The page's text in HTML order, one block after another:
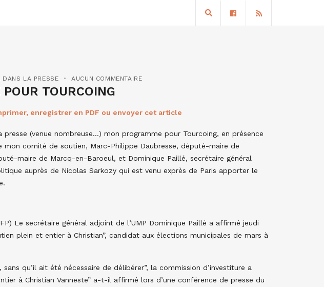
DANS LA PRESSE AUCUN COMMENTAIRE
TOURCOING
enregistrer en PDF ou envoyer cet article
(venue nombreuse…) mon programme pour Tourcoing, en présence
mon comité de soutien, Marc-Philippe Daubresse, député-maire de
maire de Marcq-en-Baroeul, et Dominique Paillé, secrétaire général
auprès de Nicolas Sarkozy qui est venu exprès de Paris apporter le
Le secrétaire général adjoint de l’UMP Dominique Paillé a affirmé jeudi
plein et entier à Christian”, candidat aux élections municipales de mars à
sans qu’il ait été nécessaire de délibérer”, la commission d’investiture a
à Christian Vanneste” a-t-il affirmé lors d’une conférence de presse du